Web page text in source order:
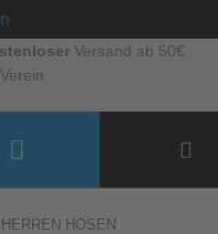
Versand ab 50€
HOSEN